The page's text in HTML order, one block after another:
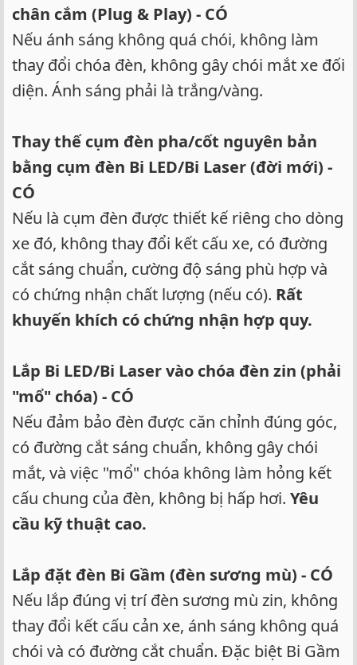
chân cắm (Plug & Play) - CÓ
Nếu ánh sáng không quá chói, không làm
thay đổi chóa đèn, không gây chói mắt xe đối
diện. Ánh sáng phải là trắng/vàng.
Thay thế cụm đèn pha/cốt nguyên bản
bằng cụm đèn Bi LED/Bi Laser (đời mới) -
CÓ
Nếu là cụm đèn được thiết kế riêng cho dòng
xe đó, không thay đổi kết cấu xe, có đường
cắt sáng chuẩn, cường độ sáng phù hợp và
có chứng nhận chất lượng (nếu có). Rất
khuyến khích có chứng nhận hợp quy.
Lắp Bi LED/Bi Laser vào chóa đèn zin (phải
"mổ" chóa) - CÓ
Nếu đảm bảo đèn được căn chỉnh đúng góc,
có đường cắt sáng chuẩn, không gây chói
mắt, và việc "mổ" chóa không làm hỏng kết
cấu chung của đèn, không bị hấp hơi. Yêu
cầu kỹ thuật cao.
Lắp đặt đèn Bi Gầm (đèn sương mù) - CÓ
Nếu lắp đúng vị trí đèn sương mù zin, không
thay đổi kết cấu cản xe, ánh sáng không quá
chói và có đường cắt chuẩn. Đặc biệt Bi Gầm